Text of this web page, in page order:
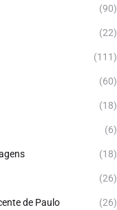
(90)
(22)
(111)
(60)
(18)
(6)
(18)
(26)
de Paulo (26)